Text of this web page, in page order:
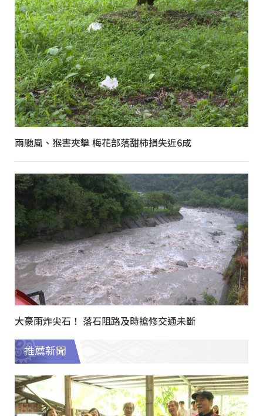
兩颱風、猴害夾擊 梅花部落甜柿損失近6成
大豪雨炸尖石！ 落石阻路及時搶修交通未斷
推薦新聞